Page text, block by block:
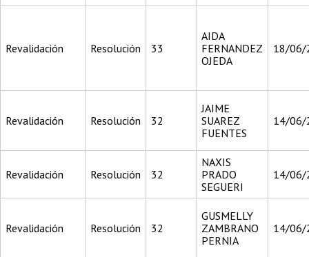
Revalidación Resolución 33
AIDA
FERNANDEZ
OJEDA
18/06/
Revalidación Resolución 32
JAIME
SUAREZ
FUENTES
14/06/
Revalidación Resolución 32
NAXIS
PRADO
SEGUERI
14/06/
Revalidación Resolución 32
GUSMELLY
ZAMBRANO
PERNIA
14/06/